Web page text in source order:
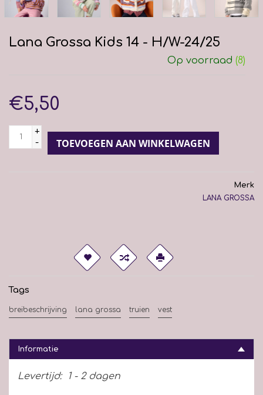
Lana Grossa Kids 14 - H/W-24/25
Op voorraad (8)
€5,50
+
-
TOEVOEGEN AAN WINKELWAGEN
Merk
LANA GROSSA
Tags
breibeschrijving lana grossa truien vest
Informatie
Levertijd: 1 - 2 dagen